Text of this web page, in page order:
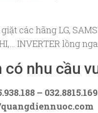
các hãng LG,
INVERTER lồng
có nhu cầu
–